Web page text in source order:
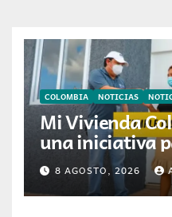
COLOMBIA NOTICIAS
Mi Vivienda
una iniciativa
acceso a la
colombianas
8 AGOSTO, 2026